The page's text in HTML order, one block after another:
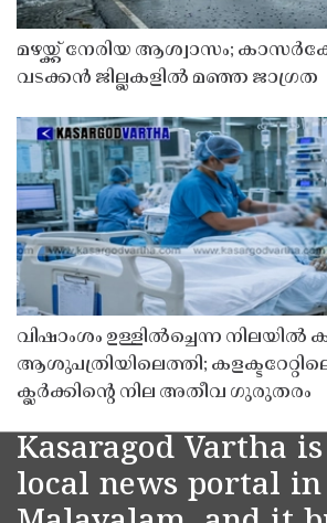
മഴയ്ക്ക് നേരിയ ആശ്വാസം;
വടക്കൻ ജില്ലകളിൽ മഞ്ഞ ജാഗ്രത
വിഷാംശം ഉള്ളിൽച്ചെന്ന നിലയിൽ
ആശുപത്രിയിലെത്തി;
ക്ലർക്കിൻ്റെ നില അതീവ ഗുരുതരം
Kasaragod Vartha
local news portal in